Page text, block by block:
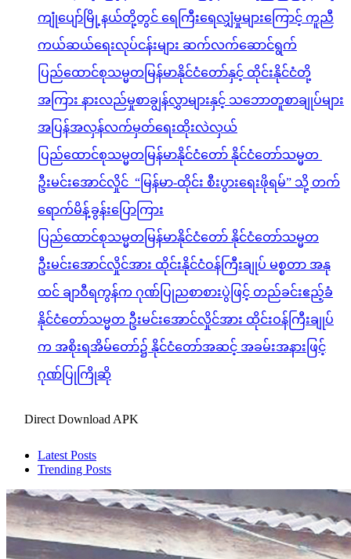
ကျုံပျော်မြို့နယ်တို့တွင် ရေကြီးရေလျှံမှုများကြောင့် ကူညီ
ကယ်ဆယ်ရေးလုပ်ငန်းများ ဆက်လက်ဆောင်ရွက်
ပြည်ထောင်စုသမ္မတမြန်မာနိုင်ငံတော်နှင့် ထိုင်းနိုင်ငံတို့
အကြား နားလည်မှုစာချွန်လွှာများနှင့် သဘောတူစာချုပ်များ
အပြန်အလှန်လက်မှတ်ရေးထိုးလဲလှယ်
ပြည်ထောင်စုသမ္မတမြန်မာနိုင်ငံတော် နိုင်ငံတော်သမ္မတ
ဦးမင်းအောင်လှိုင် “မြန်မာ-ထိုင်း စီးပွားရေးဖိုရမ်” သို့ တက်
ရောက်မိန့်ခွန်းပြောကြား
ပြည်ထောင်စုသမ္မတမြန်မာနိုင်ငံတော် နိုင်ငံတော်သမ္မတ
ဦးမင်းအောင်လှိုင်အား ထိုင်းနိုင်ငံဝန်ကြီးချုပ် မစ္စတာ အနု
ထင် ချာဝီရကွန်က ဂုဏ်ပြုညစာစားပွဲဖြင့် တည်ခင်းဧည့်ခံ
နိုင်ငံတော်သမ္မတ ဦးမင်းအောင်လှိုင်အား ထိုင်းဝန်ကြီးချုပ်
က အစိုးရအိမ်တော်၌ နိုင်ငံတော်အဆင့် အခမ်းအနားဖြင့်
ဂုဏ်ပြုကြိုဆို
Direct Download APK
Latest Posts
Trending Posts